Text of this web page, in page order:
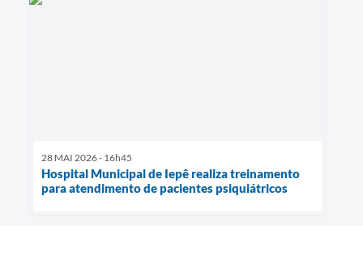
28 MAI 2026 - 16h45
Hospital Municipal de Iepê realiza treinamento
para atendimento de pacientes psiquiátricos